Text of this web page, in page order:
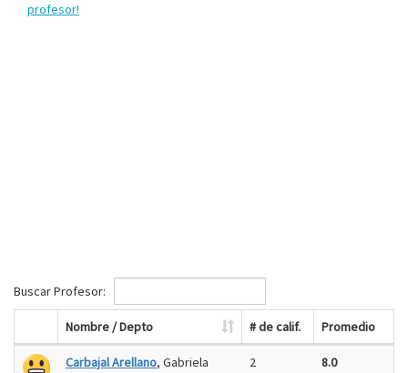
profesor!
Buscar Profesor:
Nombre / Depto # de calif. Promedio
Carbajal Arellano, Gabriela 2 8.0